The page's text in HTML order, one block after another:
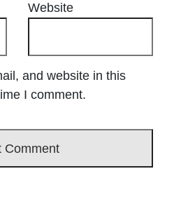
Website
and website in this
I comment.